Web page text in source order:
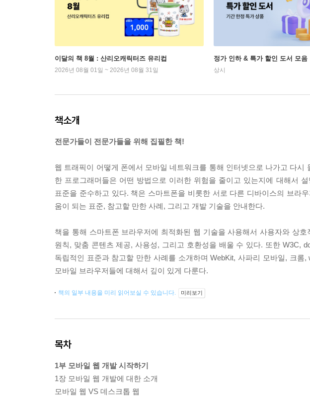
이달의 책 8월 : 산리오캐릭터즈 유리컵
2026년 08월 01일 ~ 2026년 08월 31일
정가 인하 & 특가 할인 도서 모음
상시
책소개
전문가들이 전문가들을 위해 집필한 책!
웹 트래픽이 어떻게 폰에서 모바일 네트워크를 통해 인터넷으로 나가고 다
한 프로그래머들은 어떤 방법으로 이러한 위험을 줄이고 있는지에 대해서
표준을 준수하고 있다. 책은 스마트폰을 비롯한 서로 다른 디바이스의 브라
움이 되는 표준, 참고할 만한 사례, 그리고 개발 기술을 안내한다.
책을 통해 스마트폰 브라우저에 최적화된 웹 기술을 사용해서 사용자와 상
원칙, 맞춤 콘텐츠 제공, 사용성, 그리고 호환성을 배울 수 있다. 또한 W3C,
독립적인 표준과 참고할 만한 사례를 소개하며 WebKit, 사파리 모바일, 크
모바일 브라우저들에 대해서 깊이 있게 다룬다.
책의 일부 내용을 미리 읽어보실 수 있습니다. 미리보기
목차
1부 모바일 웹 개발 시작하기
1장 모바일 웹 개발에 대한 소개
모바일 웹 VS 데스크톱 웹